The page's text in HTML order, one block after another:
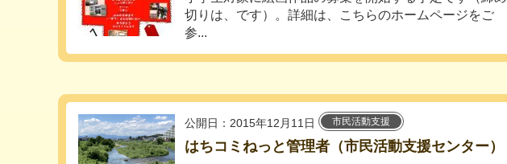
切りは、です）。詳細は、こちらのホームページをご
参...
公開日：2015年12月11日 市民活動支援
はちコミねっと管理者（市民活動支援センター）